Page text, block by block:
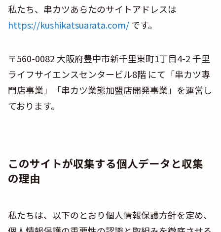
私たち、串カツあらたのサイトアドレスは
https://kushikatsuarata.com/です。
〒560-0082 大阪府豊中市新千里東町1丁目4-2 千里
ライフサイエンスセンタービル8階 にて「串カツ専
門店事業」「串カツ業態加盟店開発事業」を運営し
ております。
このサイトが収集する個人データと収集
の理由
私たちは、以下のとおり個人情報保護方針を定め、